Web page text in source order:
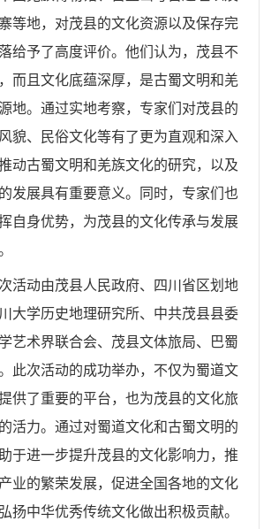
等地，对茂县的文化资源以及保存完
给予了高度评价。他们认为，茂县不
而且文化底蕴深厚，是古蜀文明和羌
地。通过实地考察，专家们对茂县的
貌、民俗文化等有了更为直观和深入
动古蜀文明和羌族文化的研究，以及
发展具有重要意义。同时，专家们也
自身优势，为茂县的文化传承与发展
活动由茂县人民政府、四川省区划地
大学历史地理研究所、中共茂县县委
艺术界联合会、茂县文体旅局、巴蜀
此次活动的成功举办，不仅为蜀道文
供了重要的平台，也为茂县的文化旅
活力。通过对蜀道文化和古蜀文明的
于进一步提升茂县的文化影响力，推
业的繁荣发展，促进全国各地的文化
扬中华优秀传统文化做出积极贡献。